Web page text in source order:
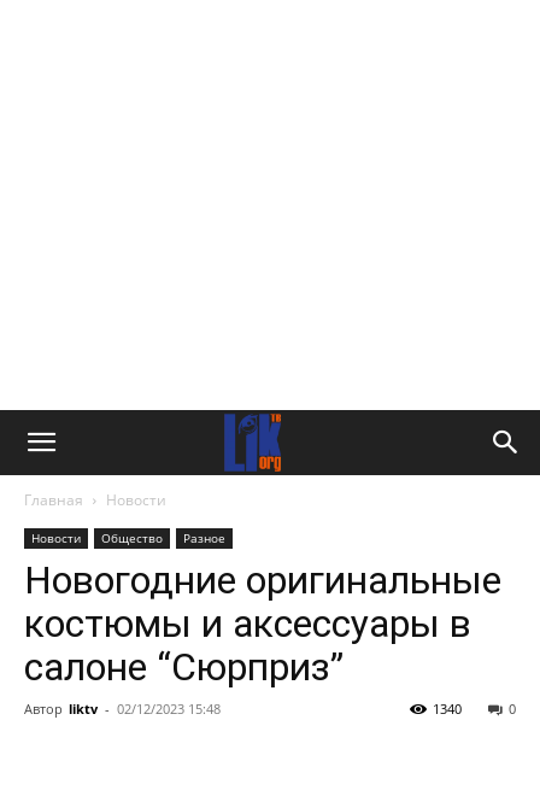
Главная Новости
Новости Общество Разное
Новогодние оригинальные
костюмы и аксессуары в
салоне “Сюрприз”
Автор liktv - 02/12/2023 15:48 0
1340